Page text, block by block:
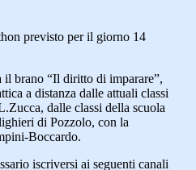
previsto per il giorno 14
il brano “Il diritto di imparare”,
a distanza dalle attuali classi
dalle classi della scuola
di Pozzolo, con la
Boccardo.
iscriversi ai seguenti canali